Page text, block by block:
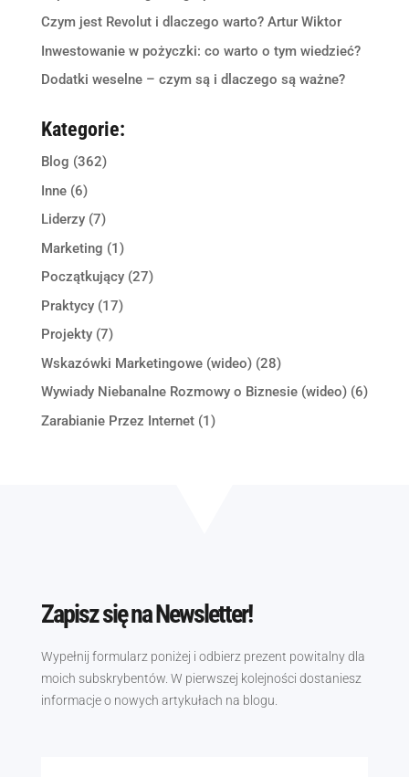
Czym jest Revolut i dlaczego warto? Artur Wiktor
Inwestowanie w pożyczki: co warto o tym wiedzieć?
Dodatki weselne – czym są i dlaczego są ważne?
Kategorie:
Blog (362)
Inne(6)
Liderzy(7)
Marketing (1)
Początkujący(27)
Praktycy(17)
Projekty(7)
Wskazówki Marketingowe (wideo)(28)
Wywiady Niebanalne Rozmowy o Biznesie (wideo)(6)
Zarabianie Przez Internet(1)
Zapisz się na Newsletter!
Wypełnij formularz poniżej i odbierz prezent powitalny dla
moich subskrybentów. W pierwszej kolejności dostaniesz
informacje o nowych artykułach na blogu.